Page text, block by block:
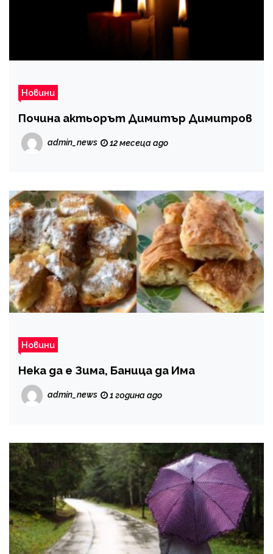
Новини
Почина актьорът Димитър Димитров
admin_news 12 месеца ago
Новини
Нека да е Зима, Баница да Има
admin_news 1 година ago